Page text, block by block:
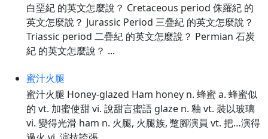
白堊紀 的英文怎麼說？ Cretaceous period 侏羅紀 的
英文怎麼說？ Jurassic Period 三疊紀 的英文怎麼說？
Triassic period 二疊紀 的英文怎麼說？ Permian 石炭
紀 的英文怎麼說？ ...
蜜汁火腿
蜜汁火腿 Honey-glazed Ham honey n. 蜂蜜 a. 蜂蜜似
的 vt. 加蜜使甜 vi. 說甜言蜜語 glaze n. 釉 vt. 裝以玻璃
vi. 變得光滑 ham n. 火腿, 火腿族, 蹩腳演員 vt. 把…演得